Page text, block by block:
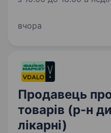
відділ продажу
вчора
Продавець
товарів (р-н
лікарні)